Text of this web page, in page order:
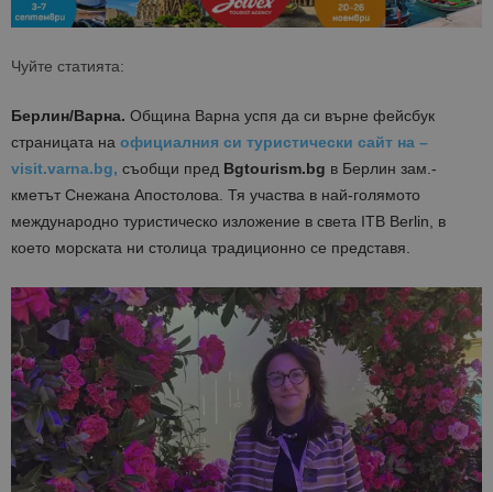
Чуйте статията:
Берлин/Варна. Община Варна успя да си върне фейсбук
страницата на официалния си туристически сайт на –
visit.varna.bg, съобщи пред Bgtourism.bg в Берлин зам.-
кметът Снежана Апостолова. Тя участва в най-голямото
международно туристическо изложение в света ITB Berlin, в
което морската ни столица традиционно се представя.